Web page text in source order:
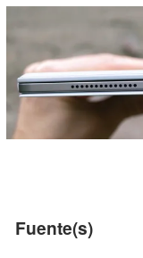
Fuente(s)